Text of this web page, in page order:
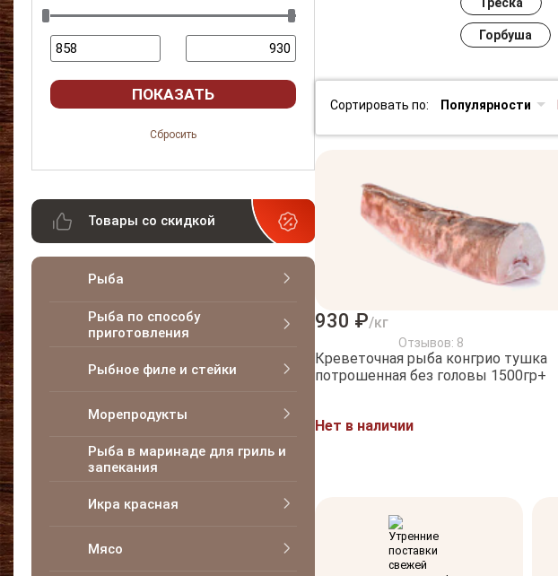
Товары со скидкой
Рыба
Рыба по способу
приготовления
Рыбное филе и стейки
Морепродукты
Рыба в маринаде для гриль и
запекания
Икра красная
Мясо
Горбуша
Сортировать по: Популярности
930 ₽/кг
Отзывов: 8
Креветочная рыба конгрио тушка
потрошенная без головы 1500гр+
Нет в наличии